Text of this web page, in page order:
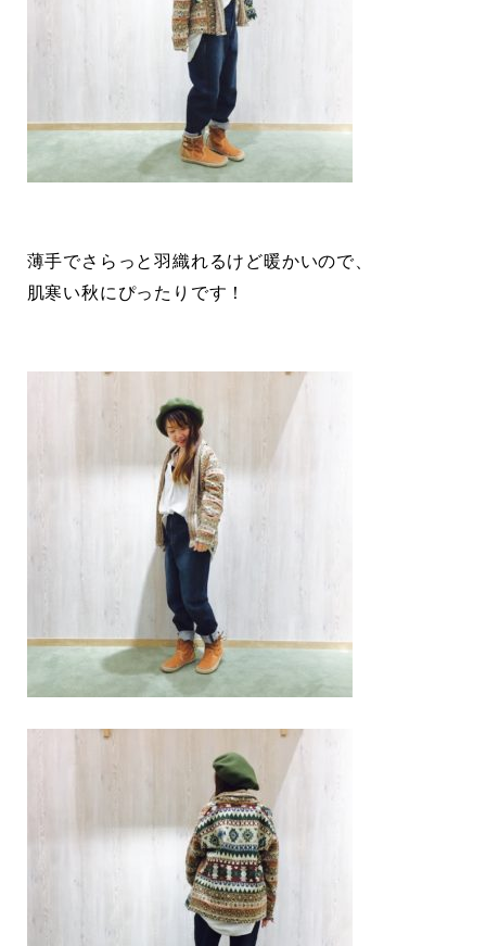
薄手でさらっと羽織れるけど暖かいので、
肌寒い秋にぴったりです！